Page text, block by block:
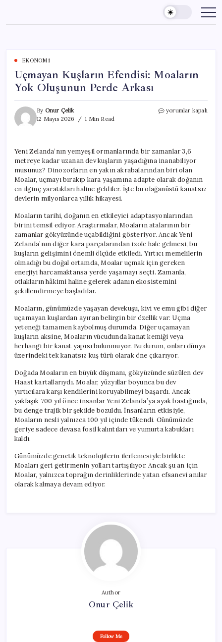
content
EKONOMI
Uçmayan Kuşların Efendisi: Moaların
Yok Oluşunun Perde Arkası
By Onur Çelik
12 Mayıs 2026
1 Min Read
Uçmayan
Oluşunun
Perde
Arkası
için
yorumlar kapalı
Yeni Zelanda’nın yemyeşil ormanlarında bir zamanlar 3,6
metreye kadar uzanan dev kuşların yaşadığına inanabiliyor
musunuz? Dinozorların en yakın akrabalarından biri olan
Moalar, uçmayı bırakıp kara yaşamına adapte olarak doğanın
en ilginç yaratıkları haline geldiler. İşte bu olağanüstü kanatsız
devlerin milyonlarca yıllık hikayesi.
Moaların tarihi, doğanın en etkileyici adaptasyonlarından
birini temsil ediyor. Araştırmalar, Moaların atalarının bir
zamanlar gökyüzünde uçabildiğini gösteriyor. Ancak Yeni
Zelanda’nın diğer kara parçalarından izole hale gelmesi, bu
kuşların gelişimini önemli ölçüde etkiledi. Yırtıcı memelilerin
olmadığı bu doğal ortamda, Moalar uçmak için gereken
enerjiyi harcamaktansa yerde yaşamayı seçti. Zamanla,
otlakların hâkimi haline gelerek adanın ekosistemini
şekillendirmeye başladılar.
Moaların, günümüzde yaşayan devekuşu, kivi ve emu gibi diğer
uçamayan kuşlardan ayıran belirgin bir özellik var: Uçma
yeteneği tamamen kaybolmuş durumda. Diğer uçamayan
kuşların aksine, Moaların vücudunda kanat kemiği veya
herhangi bir kanat yapısı bulunmuyor. Bu durum, onları dünya
üzerindeki tek kanatsız kuş türü olarak öne çıkarıyor.
Doğada Moaların en büyük düşmanı, gökyüzünde süzülen dev
Haast kartallarıydı. Moalar, yüzyıllar boyunca bu dev
yırtıcılara karşı kendilerini koruyabilmeyi başardı. Ancak
yaklaşık 700 yıl önce insanlar Yeni Zelanda’ya ayak bastığında,
bu denge trajik bir şekilde bozuldu. İnsanların etkisiyle,
Moaların nesli yalnızca 100 yıl içinde tükendi. Günümüzde
geriye sadece devasa fosil kalıntıları ve yumurta kabukları
kaldı.
Günümüzde genetik teknolojilerin ilerlemesiyle birlikte
Moaları geri getirmenin yolları tartışılıyor. Ancak şu an için
Moalar, yalnızca toprağın derinliklerinde yatan efsanevi anılar
olarak kalmaya devam ediyor.
Author
Onur Çelik
Follow Me